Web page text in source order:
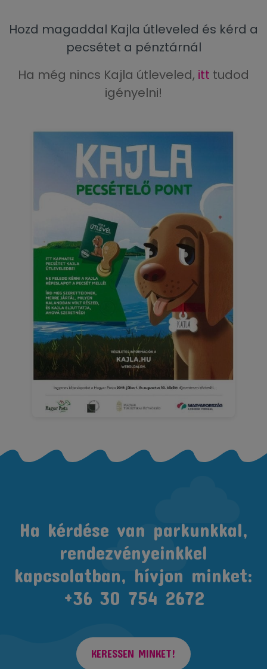
Hozd magaddal Kajla útleveled és kérd a
pecsétet a pénztárnál
Ha még nincs Kajla útleveled, itt tudod
igényelni!
Ha kérdése van parkunkkal,
rendezvényeinkkel
kapcsolatban, hívjon minket:
+36 30 754 2672
KERESSEN MINKET!